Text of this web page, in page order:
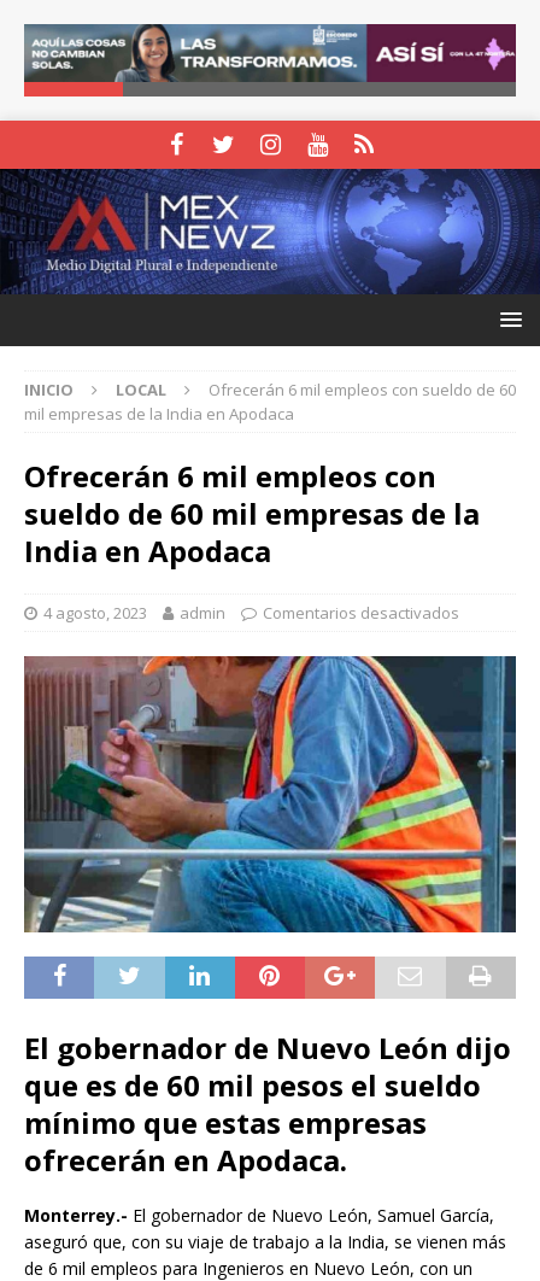
INICIO LOCAL
Ofrecerán 6 mil empleos con sueldo de 60
mil empresas de la India en Apodaca
Ofrecerán 6 mil empleos con
sueldo de 60 mil empresas de la
India en Apodaca
4 agosto, 2023 admin Comentarios desactivados
El gobernador de Nuevo León dijo
que es de 60 mil pesos el sueldo
mínimo que estas empresas
ofrecerán en Apodaca.
Monterrey.- El gobernador de Nuevo León, Samuel García,
aseguró que, con su viaje de trabajo a la India, se vienen más
de 6 mil empleos para Ingenieros en Nuevo León, con un